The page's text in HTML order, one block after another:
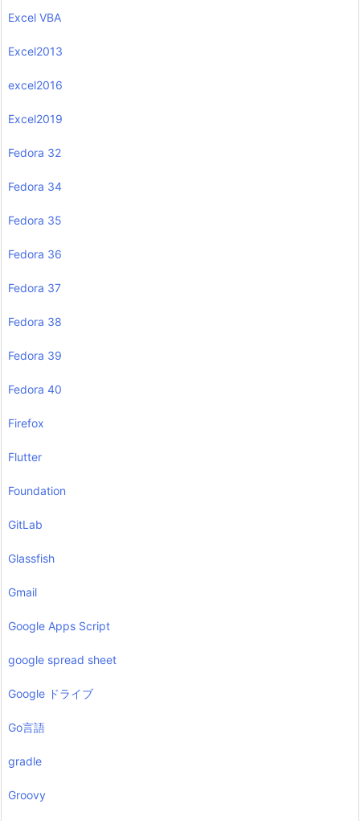
Excel VBA
Excel2013
excel2016
Excel2019
Fedora 32
Fedora 34
Fedora 35
Fedora 36
Fedora 37
Fedora 38
Fedora 39
Fedora 40
Firefox
Flutter
Foundation
GitLab
Glassfish
Gmail
Google Apps Script
google spread sheet
Google ドライブ
Go言語
gradle
Groovy